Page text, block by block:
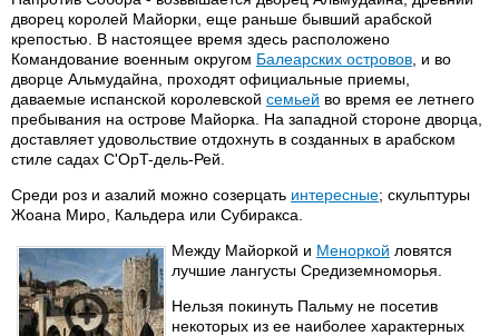
дворец королей Майорки, еще раньше бывший арабской
крепостью. В настоящее время здесь расположено
Командование военным округом Балеарских островов , и во
дворце Альмудайна, проходят официальные приемы,
даваемые испанской королевской семьей во время ее летнего
пребывания на острове Майорка. На западной стороне дворца,
доставляет удовольствие отдохнуть в созданных в арабском
стиле садах C'OpT-дель-Рей.
Среди роз и азалий можно созерцать интересные; скульптуры
Жоана Миро, Кальдера или Субиракса.
Между Майоркой и Меноркой ловятся
лучшие лангусты Средиземноморья.
Нельзя покинуть Пальму не посетив
некоторых из ее наиболее характерных